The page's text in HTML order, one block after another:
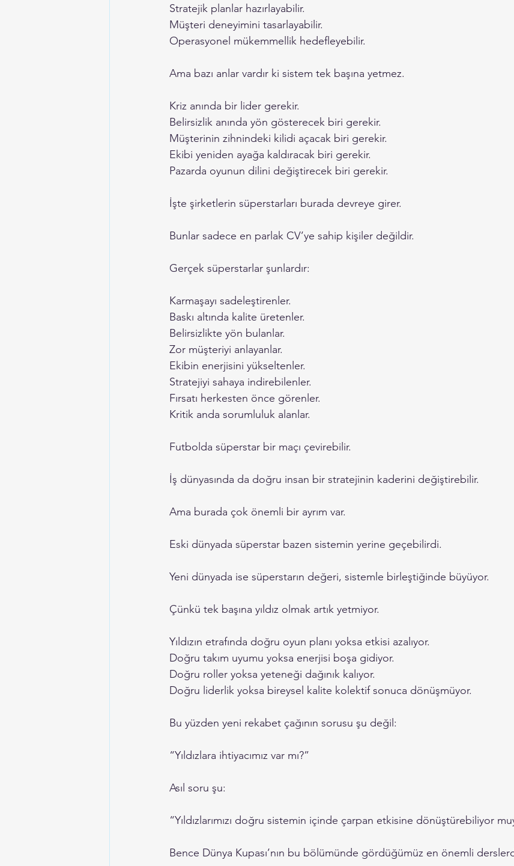
Stratejik planlar hazırlayabilir.
Müşteri deneyimini tasarlayabilir.
Operasyonel mükemmellik hedefleyebilir.
Ama bazı anlar vardır ki sistem tek başına yetmez.
Kriz anında bir lider gerekir.
Belirsizlik anında yön gösterecek biri gerekir.
Müşterinin zihnindeki kilidi açacak biri gerekir.
Ekibi yeniden ayağa kaldıracak biri gerekir.
Pazarda oyunun dilini değiştirecek biri gerekir.
İşte şirketlerin süperstarları burada devreye girer.
Bunlar sadece en parlak CV’ye sahip kişiler değildir.
Gerçek süperstarlar şunlardır:
Karmaşayı sadeleştirenler.
Baskı altında kalite üretenler.
Belirsizlikte yön bulanlar.
Zor müşteriyi anlayanlar.
Ekibin enerjisini yükseltenler.
Stratejiyi sahaya indirebilenler.
Fırsatı herkesten önce görenler.
Kritik anda sorumluluk alanlar.
Futbolda süperstar bir maçı çevirebilir.
İş dünyasında da doğru insan bir stratejinin kaderini değiştirebilir.
Ama burada çok önemli bir ayrım var.
Eski dünyada süperstar bazen sistemin yerine geçebilirdi.
Yeni dünyada ise süperstarın değeri, sistemle birleştiğinde büyüyor.
Çünkü tek başına yıldız olmak artık yetmiyor.
Yıldızın etrafında doğru oyun planı yoksa etkisi azalıyor.
Doğru takım uyumu yoksa enerjisi boşa gidiyor.
Doğru roller yoksa yeteneği dağınık kalıyor.
Doğru liderlik yoksa bireysel kalite kolektif sonuca dönüşmüyor.
Bu yüzden yeni rekabet çağının sorusu şu değil:
“Yıldızlara ihtiyacımız var mı?”
Asıl soru şu:
“Yıldızlarımızı doğru sistemin içinde çarpan etkisine dönüştürebiliyor
Bence Dünya Kupası’nın bu bölümünde gördüğümüz en önemli